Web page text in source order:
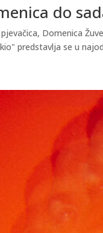
do
Domenica
predstavlja se u